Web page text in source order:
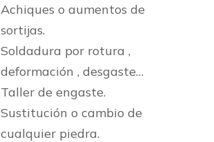
Achiques o aumentos de
sortijas.
Soldadura por rotura ,
deformación , desgaste…
Taller de engaste.
Sustitución o cambio de
cualquier piedra.